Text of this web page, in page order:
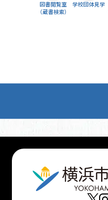
図書閲覧室
（蔵書検索）
学校団体見学